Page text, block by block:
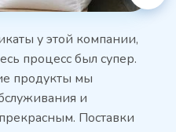
у этой компании,
процесс был супер.
продукты мы
и
Поставки